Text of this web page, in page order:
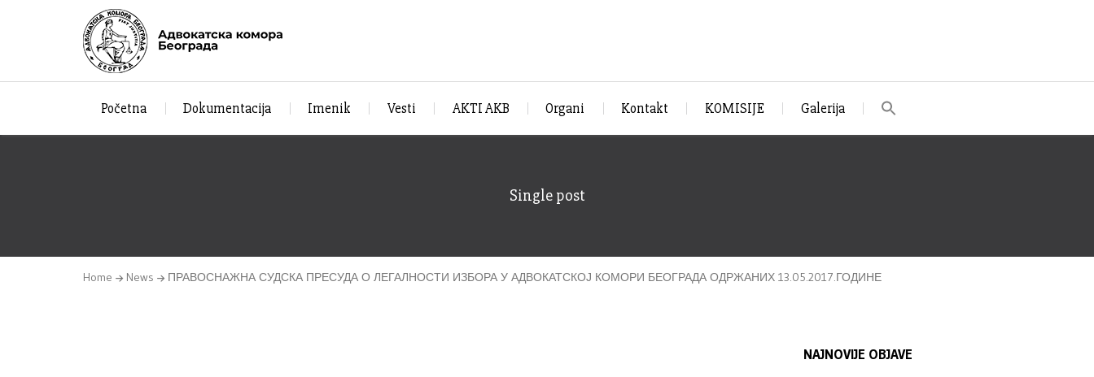
Početna Dokumentacija Imenik Vesti AKTI AKB Organi Kontakt KOMISIJE Galerija
Single post
Home News ПРАВОСНАЖНА СУДСКА ПРЕСУДА О ЛЕГАЛНОСТИ ИЗБОРА У АДВОКАТСКОЈ КОМОРИ БЕОГРАДА ОДРЖАНИХ 13.05.2017.ГОДИНЕ
NAJNOVIJE OBJAVE